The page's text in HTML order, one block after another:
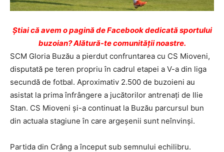
Ştiai că avem o pagină de Facebook dedicată sportului
buzoian? Alătură-te comunității noastre.
SCM Gloria Buzău a pierdut confruntarea cu CS Mioveni,
disputată pe teren propriu în cadrul etapei a V-a din liga
secundă de fotbal. Aproximativ 2.500 de buzoieni au
asistat la prima înfrângere a jucătorilor antrenaţi de Ilie
Stan. CS Mioveni şi-a continuat la Buzău parcursul bun
din actuala stagiune în care argeşenii sunt neînvinşi.
Partida din Crâng a început sub semnului echilibru.